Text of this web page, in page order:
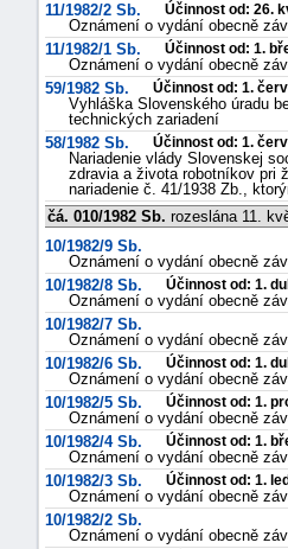
11/1982/2 Sb.
Účinnost od: 26.
Oznámení o vydání obecně
11/1982/1 Sb.
Účinnost od: 1.
Oznámení o vydání obecně
59/1982 Sb.
Účinnost od: 1.
Vyhláška Slovenského úradu
technických zariadení
58/1982 Sb.
Účinnost od: 1.
Nariadenie vlády Slovenskej
zdravia a života robotníkov pri
nariadenie č. 41/1938 Zb.,
čá. 010/1982 Sb. rozeslána 11.
10/1982/9 Sb.
Oznámení o vydání obecně
10/1982/8 Sb.
Účinnost od: 1.
Oznámení o vydání obecně
10/1982/7 Sb.
Oznámení o vydání obecně
10/1982/6 Sb.
Účinnost od: 1.
Oznámení o vydání obecně
10/1982/5 Sb.
Účinnost od: 1.
Oznámení o vydání obecně
10/1982/4 Sb.
Účinnost od: 1.
Oznámení o vydání obecně
10/1982/3 Sb.
Účinnost od: 1.
Oznámení o vydání obecně
10/1982/2 Sb.
Oznámení o vydání obecně